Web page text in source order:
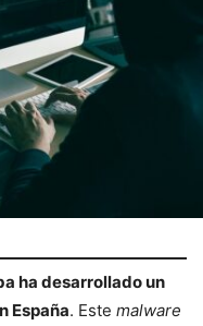
ha desarrollado un
España. Este malware